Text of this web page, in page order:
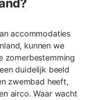
accommodaties
kunnen we
zomerbestemming
duidelijk beeld
zwembad heeft,
airco. Waar wacht